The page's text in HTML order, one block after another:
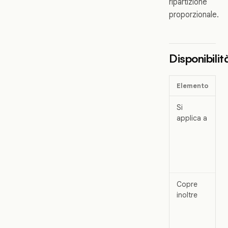
proporzionale.
Elemento
Si
applica a
Copre
inoltre